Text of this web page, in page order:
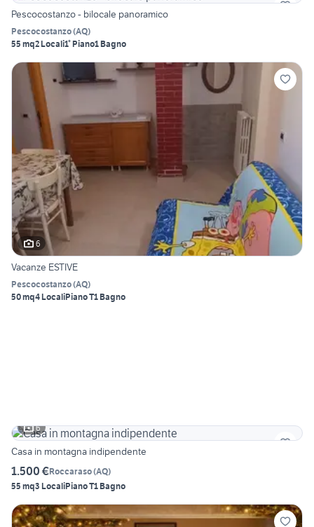
Pescocostanzo - bilocale panoramico
Pescocostanzo(AQ)
55 mq2 Locali1° Piano1 Bagno
6
Vacanze ESTIVE
Pescocostanzo(AQ)
50 mq4 LocaliPiano T1 Bagno
6
Casa in montagna indipendente
1.500 €Roccaraso(AQ)
55 mq3 LocaliPiano T1 Bagno